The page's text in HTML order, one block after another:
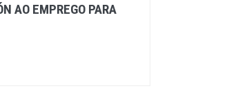
AO EMPREGO PARA